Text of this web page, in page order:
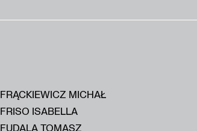
FRĄCKIEWICZ MICHAŁ
FRISO ISABELLA
FUDALA TOMASZ